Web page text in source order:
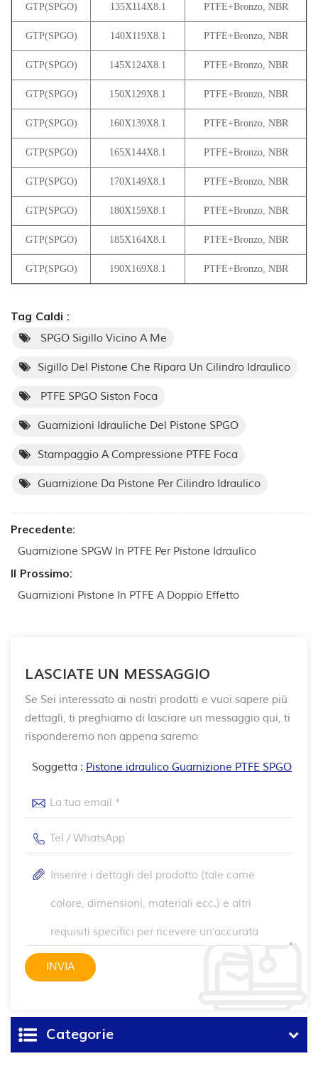
GTP(SPGO) 135X114X8.1 PTFE+Bronzo, NBR
GTP(SPGO) 140X119X8.1 PTFE+Bronzo, NBR
GTP(SPGO) 145X124X8.1 PTFE+Bronzo, NBR
GTP(SPGO) 150X129X8.1 PTFE+Bronzo, NBR
GTP(SPGO) 160X139X8.1 PTFE+Bronzo, NBR
GTP(SPGO) 165X144X8.1 PTFE+Bronzo, NBR
GTP(SPGO) 170X149X8.1 PTFE+Bronzo, NBR
GTP(SPGO) 180X159X8.1 PTFE+Bronzo, NBR
GTP(SPGO) 185X164X8.1 PTFE+Bronzo, NBR
GTP(SPGO) 190X169X8.1 PTFE+Bronzo, NBR
Tag Caldi :
SPGO Sigillo Vicino A Me
Sigillo Del Pistone Che Ripara Un Cilindro Idraulico
PTFE SPGO Siston Foca
Guarnizioni Idrauliche Del Pistone SPGO
Stampaggio A Compressione PTFE Foca
Guarnizione Da Pistone Per Cilindro Idraulico
Precedente:
Guarnizione SPGW In PTFE Per Pistone Idraulico
Il Prossimo:
Guarnizioni Pistone In PTFE A Doppio Effetto
LASCIATE UN MESSAGGIO
Se Sei interessato ai nostri prodotti e vuoi sapere più
dettagli, ti preghiamo di lasciare un messaggio qui, ti
risponderemo non appena saremo
Soggetta : Pistone idraulico Guarnizione PTFE SPGO
Categorie